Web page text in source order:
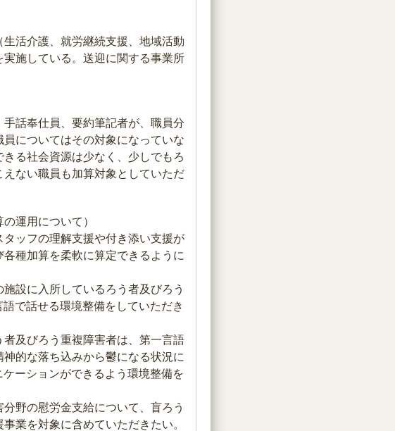
活介護、就労継続支援、地域活動
施している。送迎に関する事業所
話奉仕員、要約筆記者が、職員分
についてはその対象になっていな
る社会資源は少なく、少しでもろ
ない職員も加算対象としていただ
運用について）
ッフの理解支援や付き添い支援が
種加算を柔軟に算定できるように
設に入所しているろう者及びろう
で話せる環境整備をしていただき
及びろう重複障害者は、第一言語
的な落ち込みから鬱になる状況に
ーションができるよう環境整備を
野の慰労金支給について、盲ろう
業を対象に含めていただきたい。